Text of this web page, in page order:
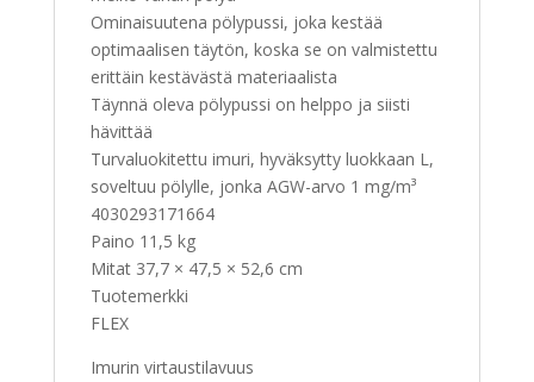
Ominaisuutena pölypussi, joka kestää
optimaalisen täytön, koska se on valmistettu
erittäin kestävästä materiaalista
Täynnä oleva pölypussi on helppo ja siisti
hävittää
Turvaluokitettu imuri, hyväksytty luokkaan L,
soveltuu pölylle, jonka AGW-arvo 1 mg/m³
4030293171664
Paino 11,5 kg
Mitat 37,7 × 47,5 × 52,6 cm
Tuotemerkki
FLEX
Imurin virtaustilavuus